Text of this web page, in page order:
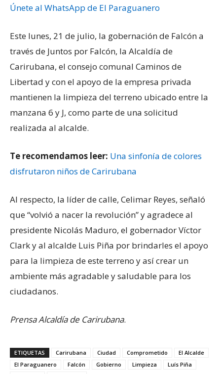
Únete al WhatsApp de El Paraguanero
Este lunes, 21 de julio, la gobernación de Falcón a
través de Juntos por Falcón, la Alcaldía de
Carirubana, el consejo comunal Caminos de
Libertad y con el apoyo de la empresa privada
mantienen la limpieza del terreno ubicado entre la
manzana 6 y J, como parte de una solicitud
realizada al alcalde.
Te recomendamos leer: Una sinfonía de colores
disfrutaron niños de Carirubana
Al respecto, la líder de calle, Celimar Reyes, señaló
que “volvió a nacer la revolución” y agradece al
presidente Nicolás Maduro, el gobernador Víctor
Clark y al alcalde Luis Piña por brindarles el apoyo
para la limpieza de este terreno y así crear un
ambiente más agradable y saludable para los
ciudadanos.
Prensa Alcaldía de Carirubana.
ETIQUETAS Carirubana Ciudad Comprometido
El Alcalde
El Paraguanero
Falcón Gobierno Limpieza
Luís Piña